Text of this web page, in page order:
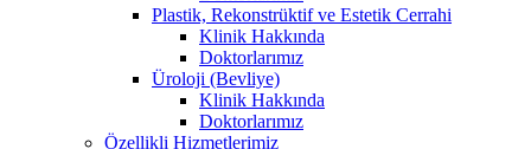
Plastik, Rekonstrüktif ve Estetik Cerrahi
Klinik Hakkında
Doktorlarımız
Üroloji (Bevliye)
Klinik Hakkında
Doktorlarımız
Özellikli Hizmetlerimiz